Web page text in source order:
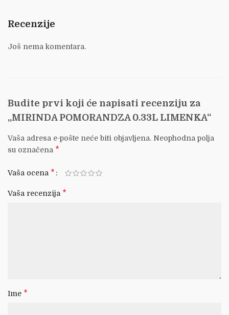
Recenzije
Još nema komentara.
Budite prvi koji će napisati recenziju za
„MIRINDA POMORANDZA 0.33L LIMENKA“
Vaša adresa e-pošte neće biti objavljena. Neophodna polja
su označena *
Vaša ocena *
Vaša recenzija *
Ime *